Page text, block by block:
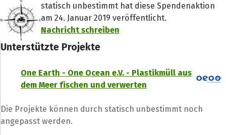
statisch unbestimmt hat diese Spendenaktion
am 24. Januar 2019 veröffentlicht.
Nachricht schreiben
Unterstützte Projekte
One Earth - One Ocean e.V. - Plastikmüll aus
dem Meer fischen und verwerten
Die Projekte können durch statisch unbestimmt noch
angepasst werden.
Teile die Spendenaktion
Hilf mit noch mehr Spenden zu sammeln!